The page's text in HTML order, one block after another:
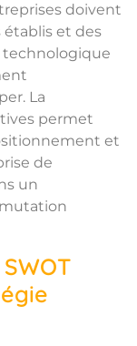
doivent
établis et des
technologique
La
permet
et
de
un